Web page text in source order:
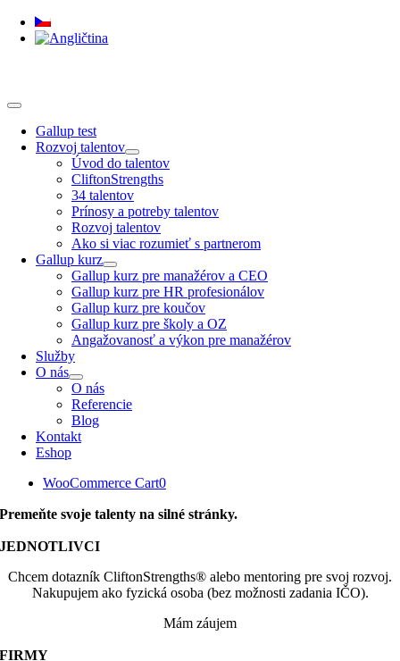
Skip
Toggle
Navigation
Gallup test
Rozvoj talentov
Úvod do talentov
CliftonStrengths
34 talentov
Prínosy a potreby talentov
Rozvoj talentov
Ako si viac rozumieť s partnerom
Gallup kurz
Gallup kurz pre manažérov a CEO
Gallup kurz pre HR profesionálov
Gallup kurz pre koučov
Gallup kurz pre školy a OZ
Angažovanosť a výkon pre manažérov
Služby
O nás
O nás
Referencie
Blog
Kontakt
Eshop
WooCommerce Cart0
Premeňte svoje talenty na silné stránky.
JEDNOTLIVCI
Chcem dotazník CliftonStrengths® alebo mentoring pre svoj rozvoj.
Nakupujem ako fyzická osoba (bez možnosti zadania IČO).
Mám záujem
FIRMY